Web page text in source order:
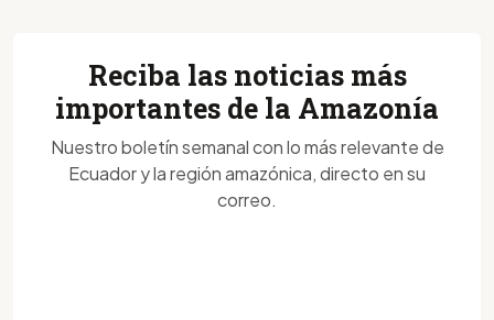
Reciba las noticias más
importantes de la Amazonía
Nuestro boletín semanal con lo más relevante de
Ecuador y la región amazónica, directo en su
correo.